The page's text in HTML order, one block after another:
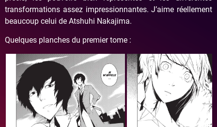
transformations assez impressionnantes. J’aime réellement
beaucoup celui de Atshuhi Nakajima.
Quelques planches du premier tome :